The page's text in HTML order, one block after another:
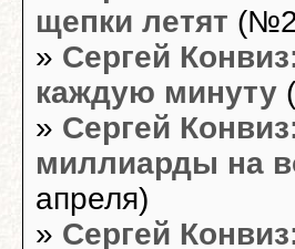
щепки летят
» Сергей
каждую минуту
» Сергей
миллиарды на
апреля)
» Сергей